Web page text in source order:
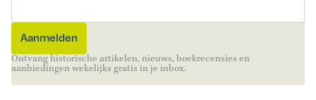
Ontvang historische artikelen, nieuws, boekrecensies en
aanbiedingen wekelijks gratis in je inbox.